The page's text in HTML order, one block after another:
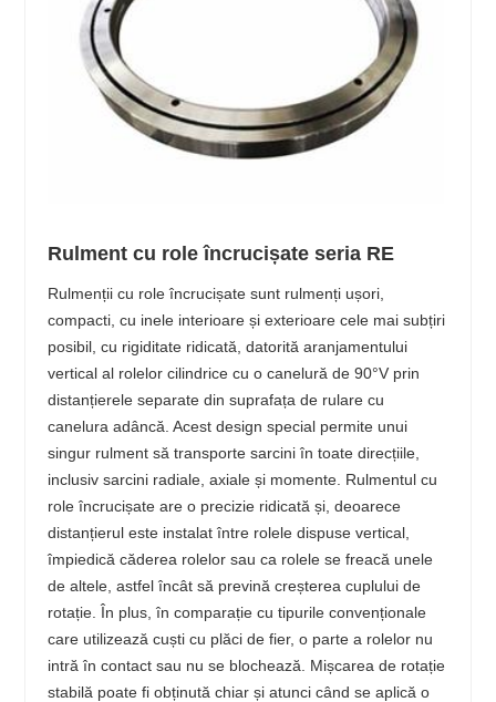
Rulment cu role încrucișate seria RE
Rulmenții cu role încrucișate sunt rulmenți ușori,
compacti, cu inele interioare și exterioare cele mai subțiri
posibil, cu rigiditate ridicată, datorită aranjamentului
vertical al rolelor cilindrice cu o canelură de 90°V prin
distanțierele separate din suprafața de rulare cu
canelura adâncă. Acest design special permite unui
singur rulment să transporte sarcini în toate direcțiile,
inclusiv sarcini radiale, axiale și momente. Rulmentul cu
role încrucișate are o precizie ridicată și, deoarece
distanțierul este instalat între rolele dispuse vertical,
împiedică căderea rolelor sau ca rolele se freacă unele
de altele, astfel încât să prevină creșterea cuplului de
rotație. În plus, în comparație cu tipurile convenționale
care utilizează cuști cu plăci de fier, o parte a rolelor nu
intră în contact sau nu se blochează. Mișcarea de rotație
stabilă poate fi obținută chiar și atunci când se aplică o